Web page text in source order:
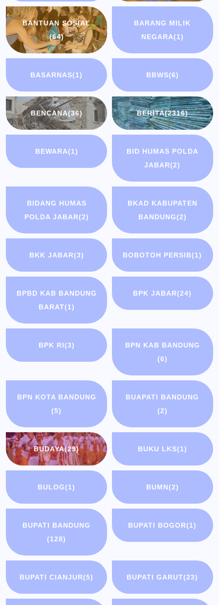
BANTUAN SOSIAL
(64)
BARANG MILIK
NEGARA(1)
BASARNAS(1) BBWS(6)
BENCANA(36) BERITA(2316)
BEWARA(1)
BID HUMAS POLDA
JABAR(2)
BIDANG HUMAS
POLDA JABAR(2)
BKAD KABUPATEN
BANDUNG(2)
BKK JABAR(3) BOBOTOH PERSIB(1)
BPBD KAB BANDUNG
BARAT(1)
BPK JABAR(24)
BPK RI(3)
BPN KAB BANDUNG
(6)
BPN KOTA BANDUNG
(5)
BUAPATI BANDUNG
(2)
BUDAYA(29) BUKU LKS(1)
BULOG(1) BUMN(2)
BUPATI BANDUNG
(128)
BUPATI BOGOR(1)
BUPATI CIANJUR(5) BUPATI GARUT(23)